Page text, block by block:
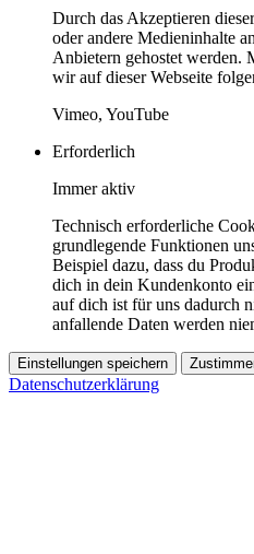
Durch das Akzeptieren
oder andere Medieninhalte
Anbietern gehostet werden.
wir auf dieser Webseite
Vimeo, YouTube
Erforderlich
Immer aktiv
Technisch erforderliche
grundlegende Funktionen
Beispiel dazu, dass du
dich in dein Kundenkonto
auf dich ist für uns dadurch
anfallende Daten werden
Einstellungen speichern
Datenschutzerklärung